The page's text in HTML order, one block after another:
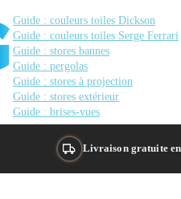
Guide : couleurs toiles Dickson
Guide : couleurs toiles Serge Ferrari
Guide : stores bannes
Guide : pergolas
Guide : stores à projection
Guide : stores extérieur
Guide : brises-vues
Livraison gratuite